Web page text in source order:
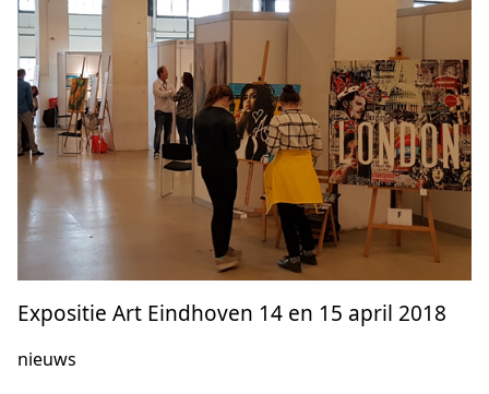
Expositie Art Eindhoven 14 en 15 april 2018
nieuws